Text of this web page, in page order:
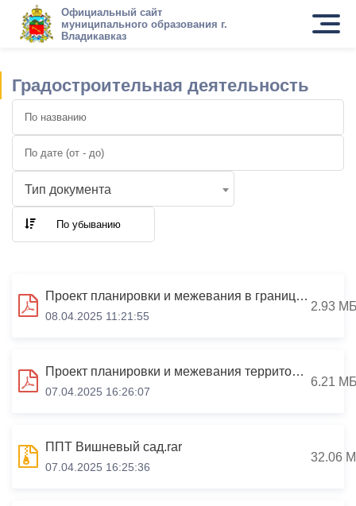
Официальный сайт
муниципального образования г.
Владикавказ
Градостроительная деятельность
Тип документа
По убыванию
Проект планировки и межевания в границах кадастрового квартала 15:09:0010603 (ул. Тельмана, 43)
08.04.2025 11:21:55
2.93
Проект планировки и межевания территории с целью размещения магазина (объект капитального строительства, предназначенного для продажи товаров) по адресу: Республика Северная Осетия-Алания, город Владикавказ, ул. Комсомольская (район СНО "Наука", 3-я линия
07.04.2025 16:26:07
6.21
ППТ Вишневый сад.rar
07.04.2025 16:25:36
32.06